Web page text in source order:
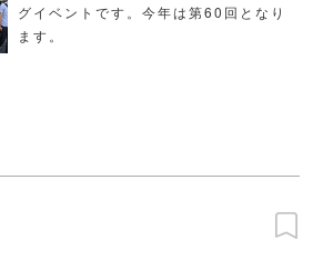
グイベントです。今年は第60回となり
ます。